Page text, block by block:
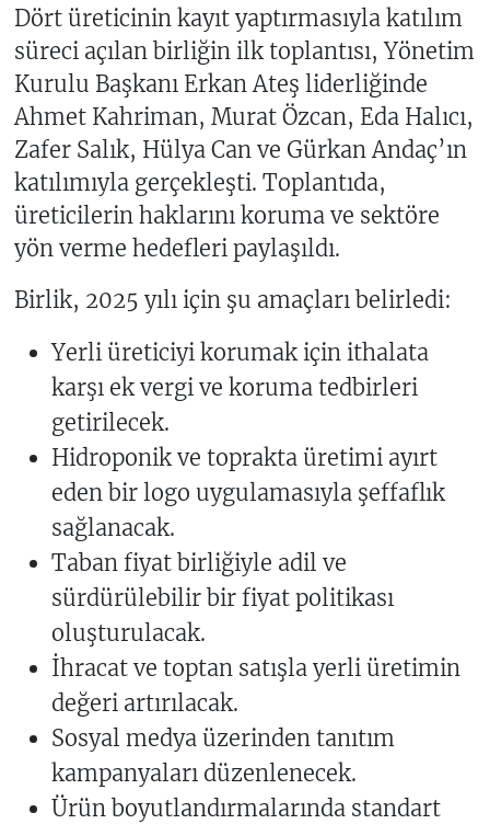
Dört üreticinin kayıt yaptırmasıyla katılım
süreci açılan birliğin ilk toplantısı, Yönetim
Kurulu Başkanı Erkan Ateş liderliğinde
Ahmet Kahriman, Murat Özcan, Eda Halıcı,
Zafer Salık, Hülya Can ve Gürkan Andaç’ın
katılımıyla gerçekleşti. Toplantıda,
üreticilerin haklarını koruma ve sektöre
yön verme hedefleri paylaşıldı.
Birlik, 2025 yılı için şu amaçları belirledi:
Yerli üreticiyi korumak için ithalata
karşı ek vergi ve koruma tedbirleri
getirilecek.
Hidroponik ve toprakta üretimi ayırt
eden bir logo uygulamasıyla şeffaflık
sağlanacak.
Taban fiyat birliğiyle adil ve
sürdürülebilir bir fiyat politikası
oluşturulacak.
İhracat ve toptan satışla yerli üretimin
değeri artırılacak.
Sosyal medya üzerinden tanıtım
kampanyaları düzenlenecek.
Ürün boyutlandırmalarında standart